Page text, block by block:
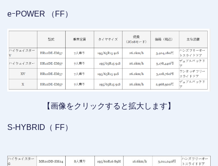
eｰPOWER （FF）
【画像をクリックすると拡大します】
S-HYBRID（ FF）